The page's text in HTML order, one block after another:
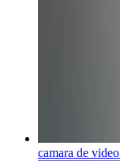
camara de video